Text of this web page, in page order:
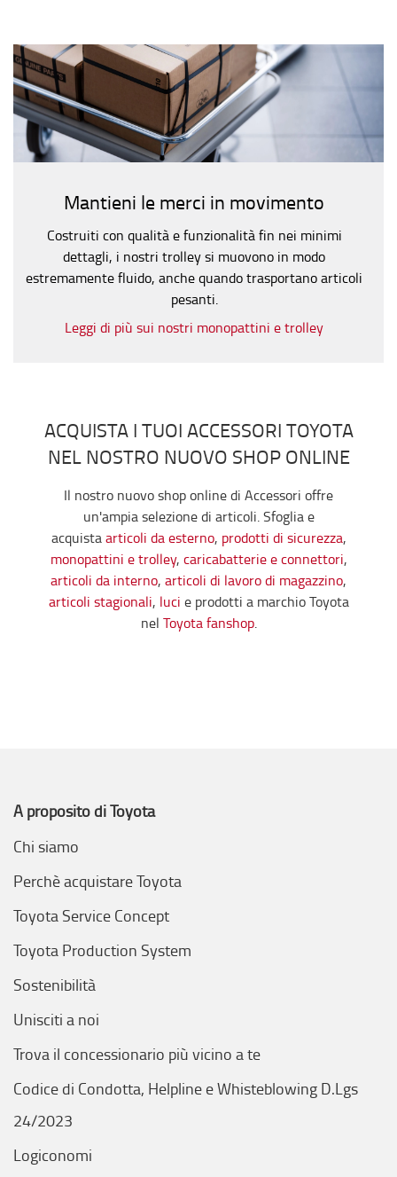
accedendo al link presente nel footer.
Mantieni le merci in movimento
Costruiti con qualità e funzionalità fin nei minimi
dettagli, i nostri trolley si muovono in modo
estremamente fluido, anche quando trasportano articoli
pesanti.
Leggi di più sui nostri monopattini e trolley
ACQUISTA I TUOI ACCESSORI TOYOTA
NEL NOSTRO NUOVO SHOP ONLINE
Il nostro nuovo shop online di Accessori offre
un'ampia selezione di articoli. Sfoglia e
acquistaarticoli da esterno, prodotti di sicurezza,
monopattini e trolley, caricabatterie e connettori,
articoli da interno, articoli di lavoro di magazzino,
articoli stagionali, luci e prodotti a marchio Toyota
nel Toyota fanshop.
A proposito di Toyota
Chi siamo
Perchè acquistare Toyota
Toyota Service Concept
Toyota Production System
Sostenibilità
Unisciti a noi
Trova il concessionario più vicino a te
Codice di Condotta, Helpline e Whisteblowing D.Lgs
24/2023
Logiconomi